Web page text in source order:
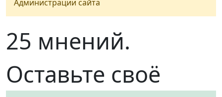
Администрации сайта
25 мнений.
Оставьте своё